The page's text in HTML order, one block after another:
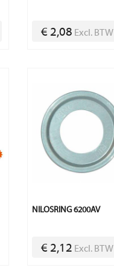
€ 2,08 Excl. BTW
NILOSRING 6200AV
€ 2,12 Excl. BTW